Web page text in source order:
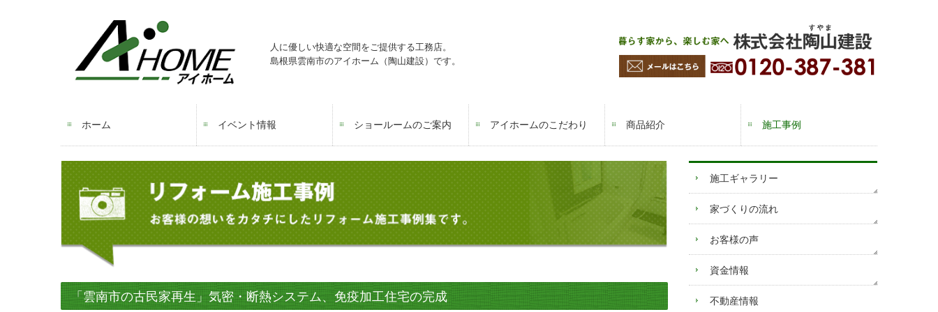
人に優しい快適な空間をご提供する工務店。
島根県雲南市のアイホーム（陶山建設）です。
ホーム イベント情報 ショールームのご案内 アイホームのこだわり
幸せ提供会社
スーパーウォール工法
免疫住宅
商品紹介 施工事例
施工事例（新築）
施工事例（リフォーム）
引渡し
「雲南市の古民家再生」気密・断熱システム、免疫加工住宅の完成
施工ギャラリー
家づくりの流れ
お客様の声
資金情報
不動産情報